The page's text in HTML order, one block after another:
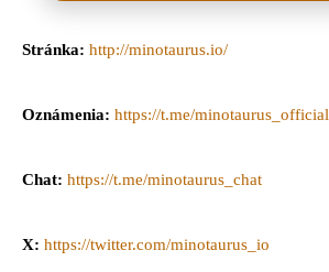
Stránka: http://minotaurus.io/
Oznámenia: https://t.me/minotaurus_official
Chat: https://t.me/minotaurus_chat
X: https://twitter.com/minotaurus_io